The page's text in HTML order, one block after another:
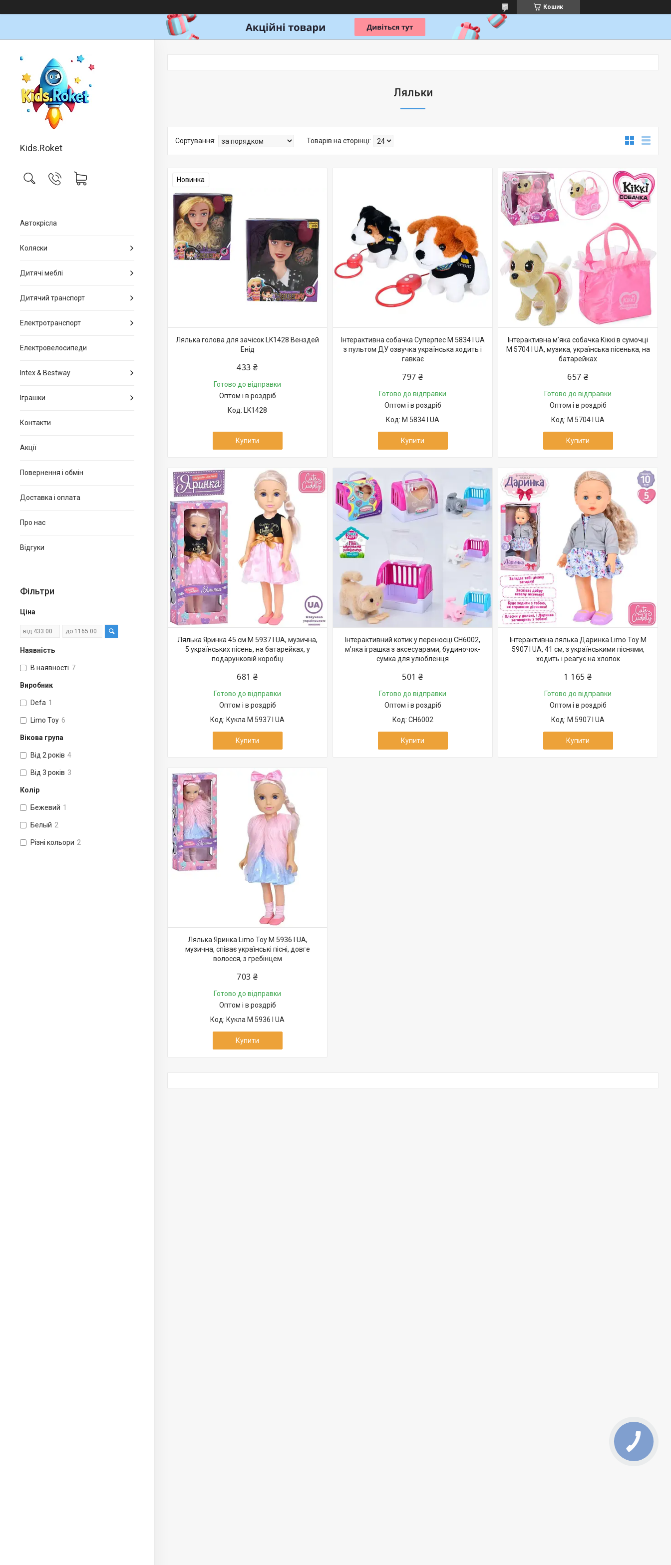
Кошик
Kids.Roket
Автокрісла
Коляски
Дитячі меблі
Дитячий транспорт
Електротранспорт
Електровелосипеди
Intex & Bestway
Іграшки
Контакти
Акції
Повернення і обмін
Доставка і оплата
Про нас
Відгуки
Фільтри
Ціна
Наявність
В наявності 7
Виробник
Defa 1
Limo Toy 6
Вікова група
Від 2 років 4
Від 3 років 3
Колір
Бежевий 1
Белый 2
Різні кольори 2
Ляльки
Новинка
Лялька голова для зачісок LK1428 Венздей
Енід
433 ₴
Готово до відправки
Оптом і в роздріб
LK1428
Купити
Інтерактивна собачка Суперпес M 5834 I UA
з пультом ДУ озвучка українська ходить і
гавкає
797 ₴
Готово до відправки
Оптом і в роздріб
M 5834 I UA
Купити
Інтерактивна м’яка собачка Кіккі в сумочці
M 5704 I UA, музика, українська пісенька, на
батарейках
657 ₴
Готово до відправки
Оптом і в роздріб
M 5704 I UA
Купити
Лялька Яринка 45 см M 5937 I UA, музична,
5 українських пісень, на батарейках, у
подарунковій коробці
681 ₴
Готово до відправки
Оптом і в роздріб
Кукла M 5937 I UA
Купити
Інтерактивний котик у переносці CH6002,
м’яка іграшка з аксесуарами, будиночок-
сумка для улюбленця
501 ₴
Готово до відправки
Оптом і в роздріб
CH6002
Купити
Інтерактивна лялька Даринка Limo Toy M
5907 I UA, 41 см, з українськими піснями,
ходить і реагує на хлопок
1 165 ₴
Готово до відправки
Оптом і в роздріб
M 5907 I UA
Купити
Лялька Яринка Limo Toy M 5936 I UA,
музична, співає українські пісні, довге
волосся, з гребінцем
703 ₴
Готово до відправки
Оптом і в роздріб
Кукла M 5936 I UA
Купити